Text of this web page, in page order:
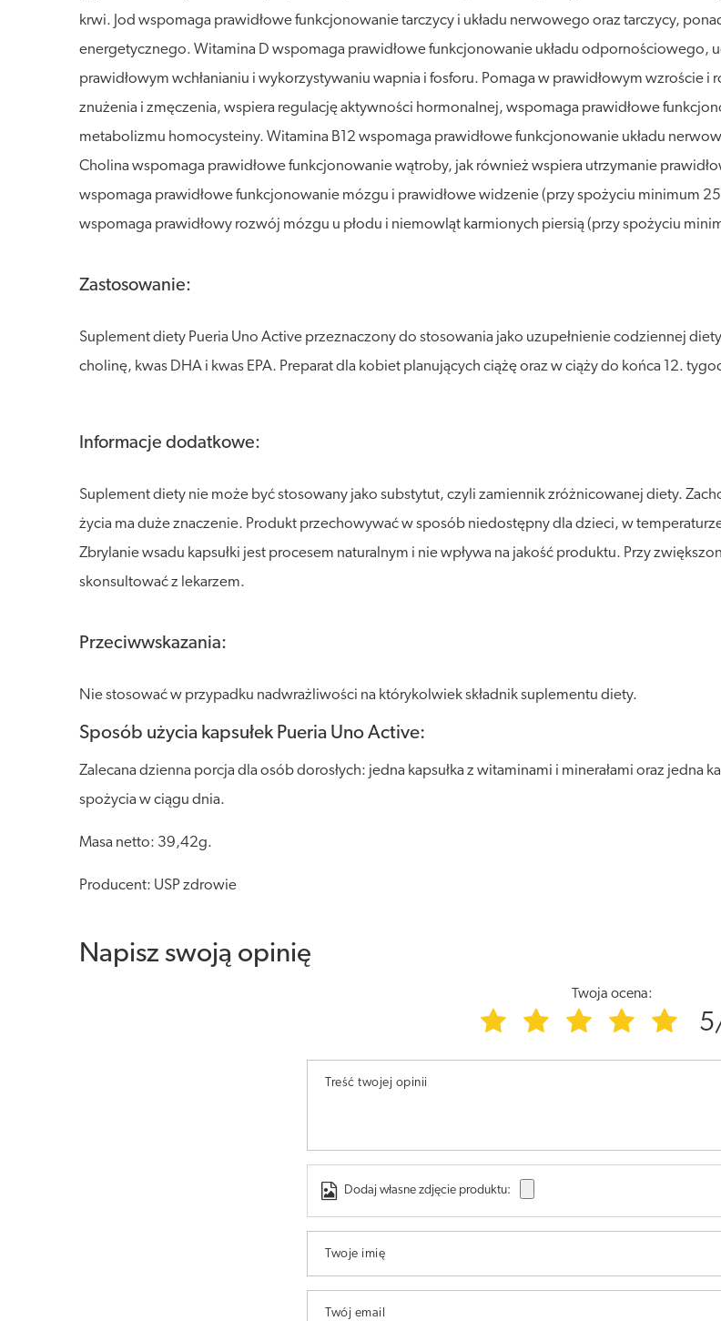
krwi. Jod wspomaga prawidłowe funkcjonowanie tarczycy i układu nerwowego oraz tarczycy,
energetycznego. Witamina D wspomaga prawidłowe funkcjonowanie układu odpornościowego,
prawidłowym wchłanianiu i wykorzystywaniu wapnia i fosforu. Pomaga w prawidłowym wzroście
znużenia i zmęczenia, wspiera regulację aktywności hormonalnej, wspomaga prawidłowe
metabolizmu homocysteiny. Witamina B12 wspomaga prawidłowe funkcjonowanie układu
Cholina wspomaga prawidłowe funkcjonowanie wątroby, jak również wspiera utrzymanie
wspomaga prawidłowe funkcjonowanie mózgu i prawidłowe widzenie (przy spożyciu minimum
wspomaga prawidłowy rozwój mózgu u płodu i niemowląt karmionych piersią (przy spożyciu
Zastosowanie:
Suplement diety Pueria Uno Active przeznaczony do stosowania jako uzupełnienie codziennej
cholinę, kwas DHA i kwas EPA. Preparat dla kobiet planujących ciążę oraz w ciąży do końca 12.
Informacje dodatkowe:
Suplement diety nie może być stosowany jako substytut, czyli zamiennik zróżnicowanej diety.
życia ma duże znaczenie. Produkt przechowywać w sposób niedostępny dla dzieci, w
Zbrylanie wsadu kapsułki jest procesem naturalnym i nie wpływa na jakość produktu. Przy
skonsultować z lekarzem.
Przeciwwskazania:
Nie stosować w przypadku nadwrażliwości na którykolwiek składnik suplementu diety.
Sposób użycia kapsułek Pueria Uno Active:
Zalecana dzienna porcja dla osób dorosłych: jedna kapsułka z witaminami i minerałami oraz jedna
spożycia w ciągu dnia.
Masa netto: 39,42g.
Producent: USP zdrowie
Napisz swoją opinię
Twoja ocena:
Treść twojej opinii
Dodaj własne zdjęcie produktu:
Twoje imię
Twój email